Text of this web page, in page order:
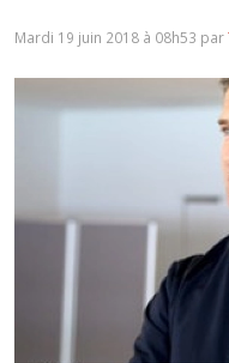
Mardi 19 juin 2018 à 08h53 par